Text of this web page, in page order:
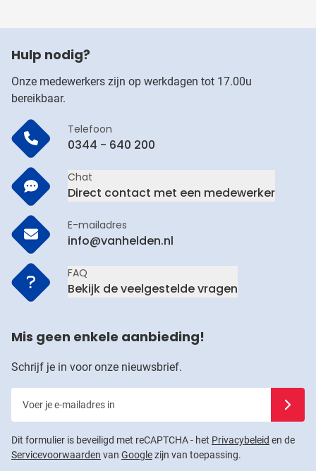
Hulp nodig?
Onze medewerkers zijn op werkdagen tot 17.00u
bereikbaar.
Telefoon
0344 - 640 200
Chat
Direct contact met een medewerker
E-mailadres
info@vanhelden.nl
FAQ
Bekijk de veelgestelde vragen
Mis geen enkele aanbieding!
Schrijf je in voor onze nieuwsbrief.
Dit formulier is beveiligd met reCAPTCHA - het Privacybeleid en de
Servicevoorwaarden van Googlezijn van toepassing.